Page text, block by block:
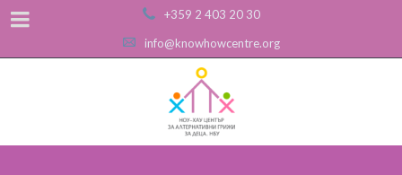
+359 2 403 20 30
info@knowhowcentre.org